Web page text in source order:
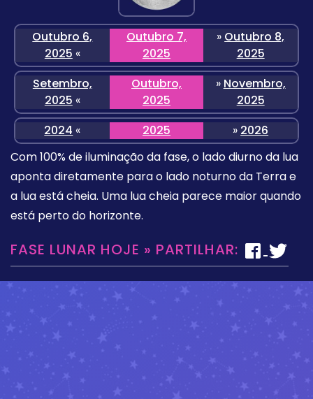
Outubro 6,
2025 «
Outubro 7,
2025
» Outubro 8,
2025
Setembro,
2025 «
Outubro,
2025
» Novembro,
2025
2024 « 2025 » 2026
Com 100% de iluminação da fase, o lado diurno da lua
aponta diretamente para o lado noturno da Terra e
a lua está cheia. Uma lua cheia parece maior quando
está perto do horizonte.
FASE LUNAR HOJE » PARTILHAR: